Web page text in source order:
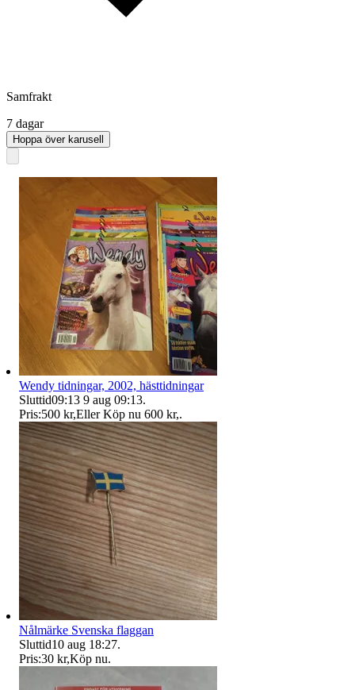
Samfrakt
7 dagar
Hoppa över karusell
Wendy tidningar, 2002, hästtidningar
Sluttid09:13 9 aug 09:13.
Pris:500 kr,Eller Köp nu 600 kr,.
Nålmärke Svenska flaggan
Sluttid10 aug 18:27.
Pris:30 kr,Köp nu.